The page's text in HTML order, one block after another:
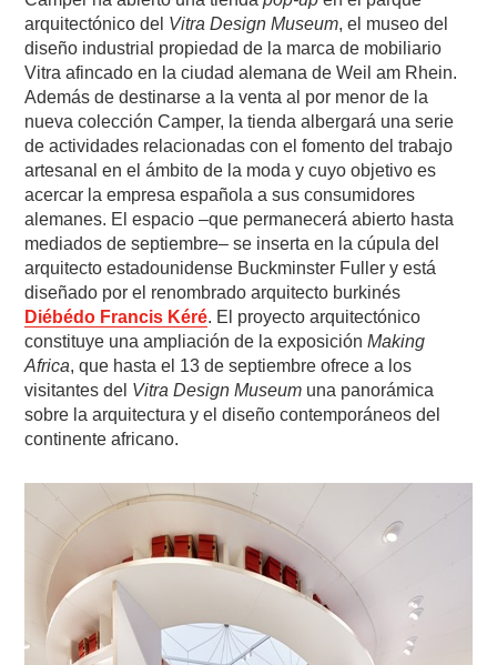
arquitectónico del Vitra Design Museum, el museo del
diseño industrial propiedad de la marca de mobiliario
Vitra afincado en la ciudad alemana de Weil am Rhein.
Además de destinarse a la venta al por menor de la
nueva colección Camper, la tienda albergará una serie
de actividades relacionadas con el fomento del trabajo
artesanal en el ámbito de la moda y cuyo objetivo es
acercar la empresa española a sus consumidores
alemanes. El espacio –que permanecerá abierto hasta
mediados de septiembre– se inserta en la cúpula del
arquitecto estadounidense Buckminster Fuller y está
diseñado por el renombrado arquitecto burkinés
Diébédo Francis Kéré. El proyecto arquitectónico
constituye una ampliación de la exposiciónMaking
Africa, que hasta el 13 de septiembre ofrece a los
visitantes del Vitra Design Museum una panorámica
sobre la arquitectura y el diseño contemporáneos del
continente africano.